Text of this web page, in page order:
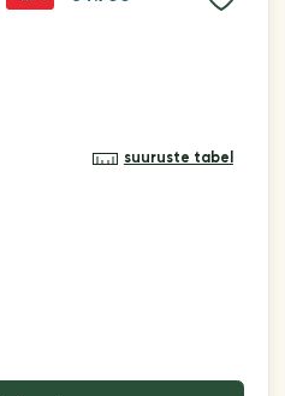
suuruste tabel